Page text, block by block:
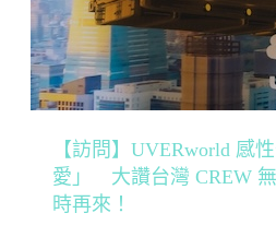
【訪問】UVERworld 感
愛」 大讚台灣 CREW
時再來！